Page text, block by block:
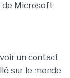
de Microsoft
un contact
sur le monde